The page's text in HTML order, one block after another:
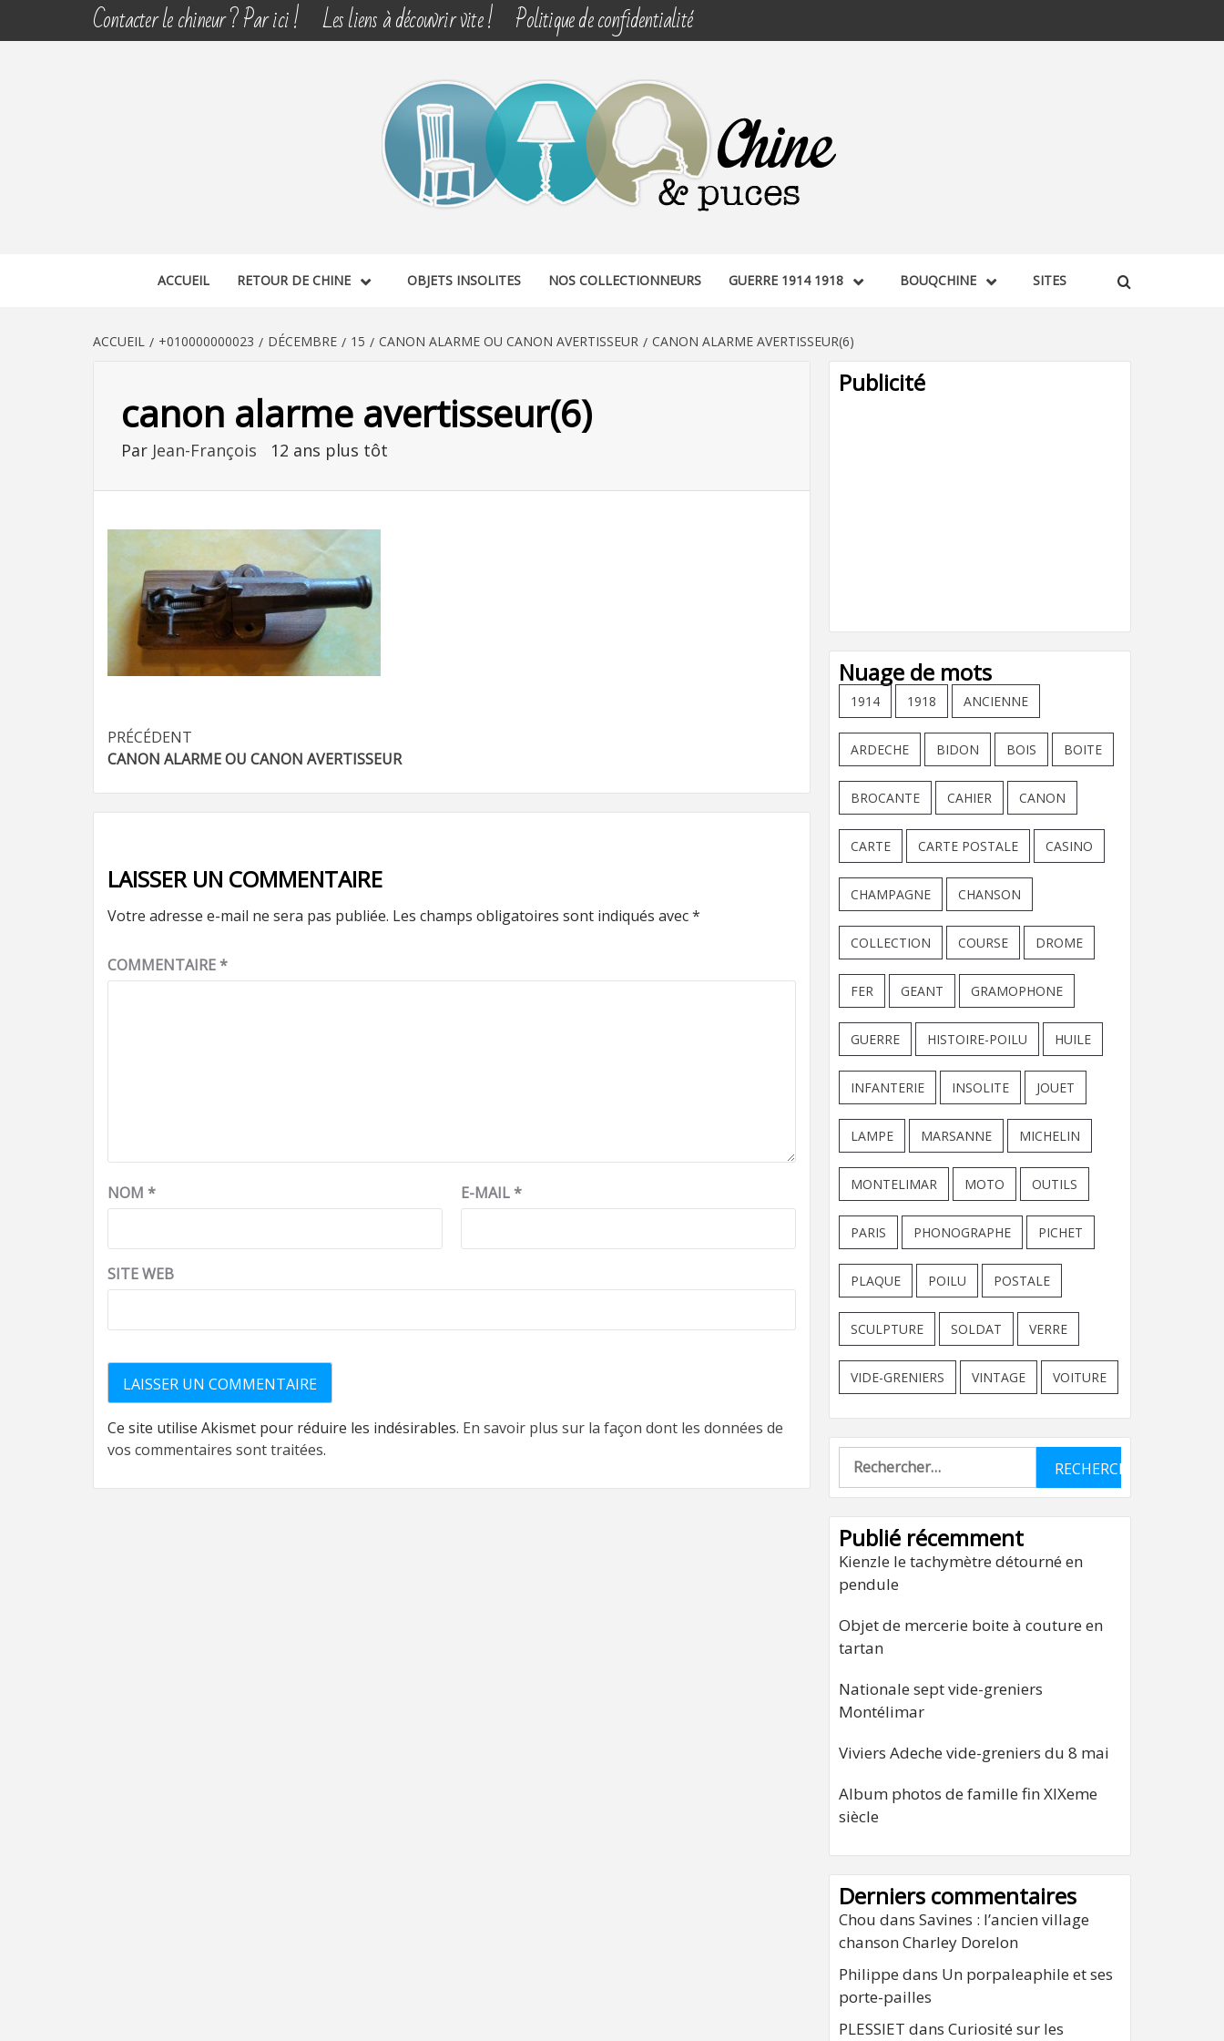
Contacter le chineur ? Par ici ! Les liens à découvrir vite ! Politique de confidentialité
CHINE & PUCES
ACCUEIL RETOUR DE CHINE OBJETS INSOLITES NOS COLLECTIONNEURS GUERRE 1914 1918 BOUQCHINE SITES
ACCUEIL +010000000023 DÉCEMBRE 15 CANON ALARME OU CANON AVERTISSEUR CANON ALARME AVERTISSEUR(6)
canon alarme avertisseur(6)
Par Jean-François 12 ans plus tôt
Navigation
d’article
PRÉCÉDENT
CANON ALARME OU CANON AVERTISSEUR
LAISSER UN COMMENTAIRE
Votre adresse e-mail ne sera pas publiée. Les champs obligatoires sont indiqués avec*
COMMENTAIRE*
NOM * E-MAIL*
SITE WEB
Ce site utilise Akismet pour réduire les indésirables. En savoir plus sur la façon dont les données de
vos commentaires sont traitées.
Publicité
Nuage de mots
1914 1918 ANCIENNE
ARDECHE BIDON BOIS BOITE
BROCANTE CAHIER CANON
CARTE CARTE POSTALE CASINO
CHAMPAGNE CHANSON
COLLECTION COURSE DROME
FER GEANT GRAMOPHONE
GUERRE HISTOIRE-POILU HUILE
INFANTERIE INSOLITE JOUET
LAMPE MARSANNE MICHELIN
MONTELIMAR MOTO OUTILS
PARIS PHONOGRAPHE PICHET
PLAQUE POILU POSTALE
SCULPTURE SOLDAT VERRE
VIDE-GRENIERS VINTAGE VOITURE
Rechercher :
Publié récemment
Kienzle le tachymètre détourné en
pendule
Objet de mercerie boite à couture en
tartan
Nationale sept vide-greniers
Montélimar
Viviers Adeche vide-greniers du 8 mai
Album photos de famille fin XIXeme
siècle
Derniers commentaires
Chou dans Savines : l’ancien village
chanson Charley Dorelon
Philippe dans Un porpaleaphile et ses
porte-pailles
PLESSIET dans Curiosité sur les